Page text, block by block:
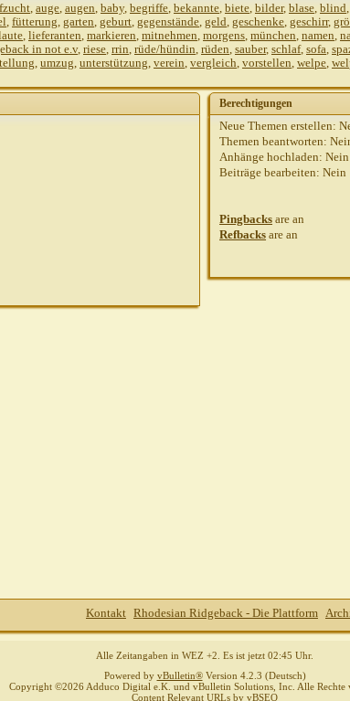
, auge, augen, baby, begriffe, bekannte, biete, bilder, blase, blind,
, fütterung, garten, geburt, gegenstände, geld, geschenke, geschirr,
, lieferanten, markieren, mitnehmen, morgens, münchen, namen,
in not e.v, riese, rrin, rüde/hündin, rüden, sauber, schlaf, sofa,
, umzug, unterstützung, verein, vergleich, vorstellen, welpe,
Berechtigungen
Neue Themen erstellen:
Themen beantworten:
Anhänge hochladen:Nein
Beiträge bearbeiten:Nein
Pingbacks arean
Refbacks arean
Kontakt Rhodesian Ridgeback - Die Plattform
Alle Zeitangaben in WEZ +2. Es ist jetzt 02:45 Uhr.
Powered by vBulletin®Version 4.2.3 (Deutsch)
Copyright ©2026 Adduco Digital e.K. und vBulletin Solutions, Inc. Alle Rechte
Content Relevant URLs by vBSEO